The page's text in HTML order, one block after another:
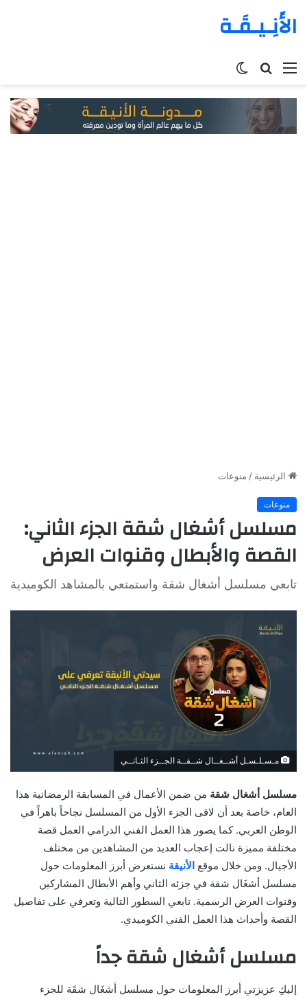
الأَنِـيـقَـة
القائمة بحث
الرئيسية / منوعات
منوعات
مسلسل أشغال شقة الجزء الثاني:
القصة والأبطال وقنوات العرض
تابعي مسلسل أشغال شقة واستمتعي بالمشاهد الكوميدية
مـسـلـسـل أشــغــال شــقــة الجــزء الثـانــي
مسلسل أشغال شقة من ضمن الأعمال في المسابقة الرمضانية هذا
العام، خاصة بعد أن لاقى الجزء الأول من المسلسل نجاحاً باهراً في
الوطن العربي. كما يصور هذا العمل الفني الدرامي العمل قصة
مختلفة مميزة نالت إعجاب العديد من المشاهدين من مختلف
الأجيال. ومن خلال موقع الأنيقة نستعرض أبرز المعلومات حول
مسلسل أشغَال شقة في جزئه الثاني وأهم الأبطال المشاركين
وقنوات العرض الرسمية. تابعي السطور التالية وتعرفي على تفاصيل
القصة وأحداث هذا العمل الفني الكوميدي.
مسلسل أشغال شقة جداً
إليكِ عزيزتي أبرز المعلومات حول مسلسل أشغَال شقَة للجزء